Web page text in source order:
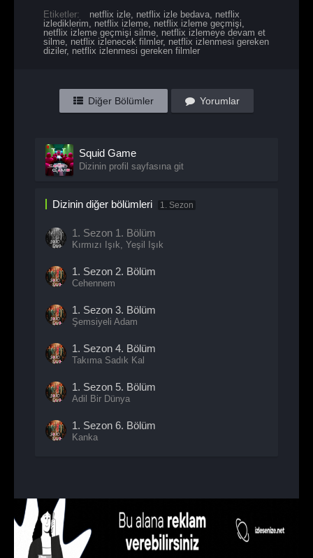
Etiketler: netflix izle netflix izle bedava netflix
izlediklerim
netflix izleme netflix izleme geçmişi
netflix izleme geçmişi silme netflix izlemeye devam et
silme netflix izlenecek filmler, netflix izlenmesi gereken
diziler, netflix izlenmesi gereken filmler
Diğer Bölümler Yorumlar
Squid Game
Dizinin profil sayfasına git
Dizinin diğer bölümleri 1. Sezon
1. Sezon 1. Bölüm
Kırmızı Işık, Yeşil Işık
1. Sezon 2. Bölüm
Cehennem
1. Sezon 3. Bölüm
Şemsiyeli Adam
1. Sezon 4. Bölüm
Takıma Sadık Kal
1. Sezon 5. Bölüm
Adil Bir Dünya
1. Sezon 6. Bölüm
Kanka
1. Sezon8. Bölüm
Gemi Aslanı
1. Sezon 9. Bölüm- Sezon Finali
Şanslı Bir Gün